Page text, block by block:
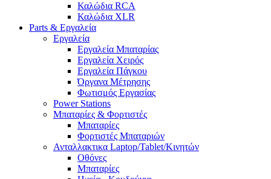
Καλώδια RCA
Καλώδια XLR
Parts & Εργαλεία
Εργαλεία
Εργαλεία Μπαταρίας
Εργαλεία Χειρός
Εργαλεία Πάγκου
Όργανα Μέτρησης
Φωτισμός Εργασίας
Power Stations
Μπαταρίες & Φορτιστές
Μπαταρίες
Φορτιστές Μπαταριών
Ανταλλακτικα Laptop/Tablet/Κινητών
Οθόνες
Μπαταρίες